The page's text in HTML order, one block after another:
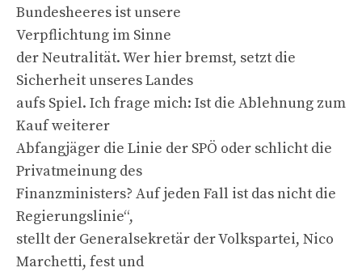
Bundesheeres ist unsere
Verpflichtung im Sinne
der Neutralität. Wer hier bremst, setzt die
Sicherheit unseres Landes
aufs Spiel. Ich frage mich: Ist die Ablehnung zum
Kauf weiterer
Abfangjäger die Linie der SPÖ oder schlicht die
Privatmeinung des
Finanzministers? Auf jeden Fall ist das nicht die
Regierungslinie“,
stellt der Generalsekretär der Volkspartei, Nico
Marchetti, fest und